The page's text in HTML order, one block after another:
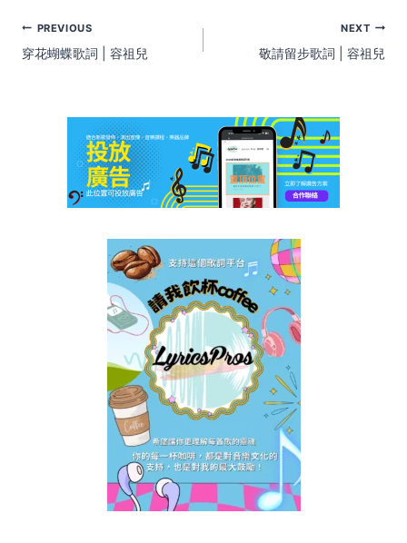
Post
navigation
PREVIOUS
穿花蝴蝶歌詞 | 容祖兒
NEXT
敬請留步歌詞 | 容祖兒